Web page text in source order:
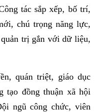
tác sắp xếp, bố trí,
chú trọng năng lực,
trị gắn với dữ liệu,
quán triệt, giáo dục
tạo đồng thuận xã hội
ngũ công chức, viên